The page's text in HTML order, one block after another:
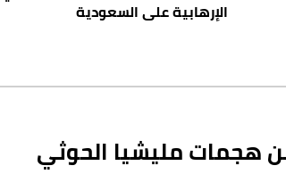
الإرهابية على السعودية
هجمات مليشيا الحوثي